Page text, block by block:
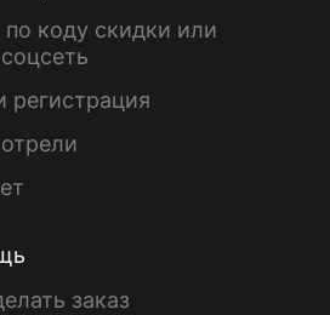
по коду скидки или
регистрация
заказ